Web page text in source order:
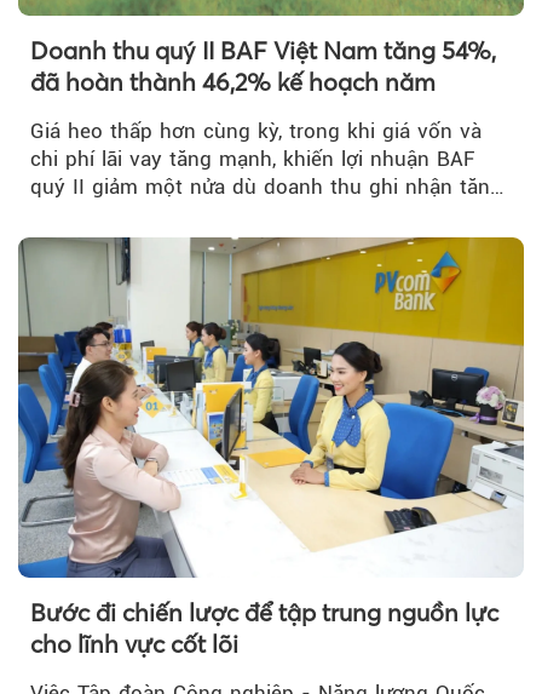
Doanh thu quý II BAF Việt Nam tăng 54%,
đã hoàn thành 46,2% kế hoạch năm
Giá heo thấp hơn cùng kỳ, trong khi giá vốn và
chi phí lãi vay tăng mạnh, khiến lợi nhuận BAF
quý II giảm một nửa dù doanh thu ghi nhận tăng
Bước đi chiến lược để tập trung nguồn lực
cho lĩnh vực cốt lõi